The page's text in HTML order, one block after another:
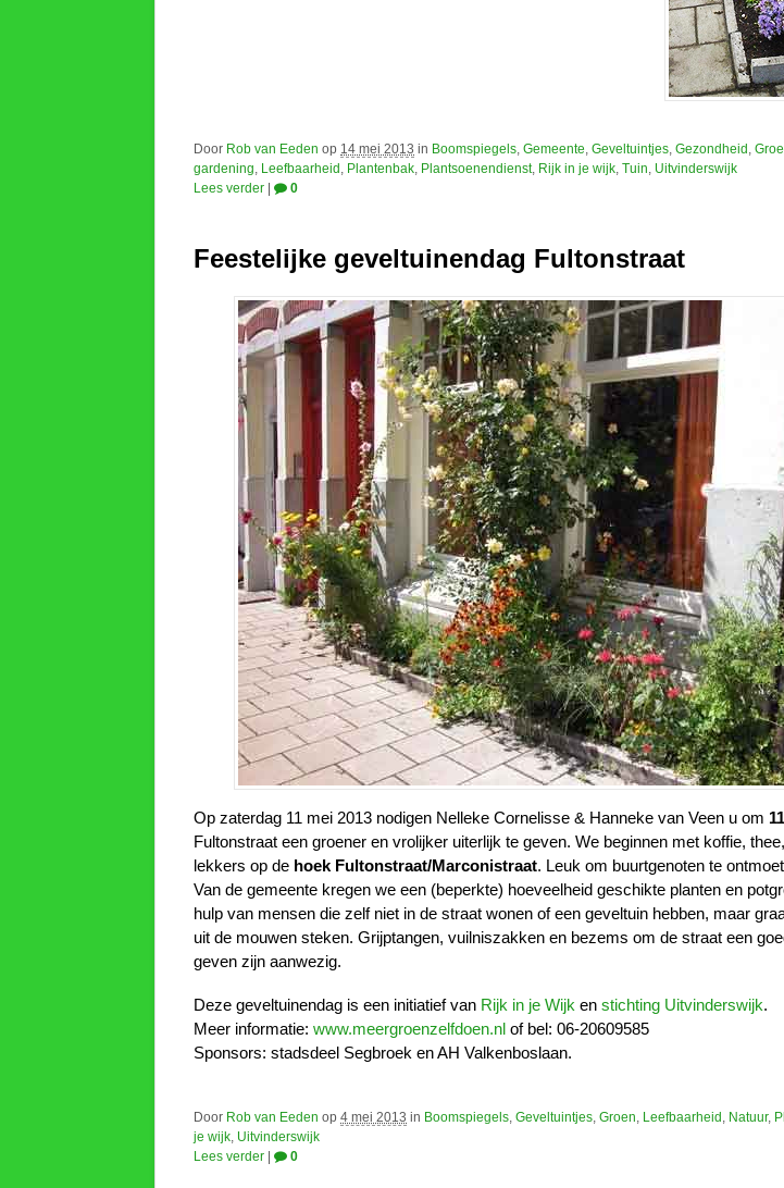
Door Rob van Eeden op 14 mei 2013 in Boomspiegels, Gemeente, Geveltuintjes, Gezondheid ,
gardening, Leefbaarheid , Plantenbak, Plantsoenendienst, Rijk in je wijk, Tuin, Uitvinderswijk
Lees verder
0
Feestelijke geveltuinendag Fultonstraat
Op zaterdag 11 mei 2013 nodigen Nelleke Cornelisse & Hanneke van Veen u om
Fultonstraat een groener en vrolijker uiterlijk te geven. We beginnen met koffie,
lekkers op de hoek Fultonstraat/Marconistraat. Leuk om buurtgenoten te
Van de gemeente kregen we een (beperkte) hoeveelheid geschikte planten en
hulp van mensen die zelf niet in de straat wonen of een geveltuin hebben, maar
uit de mouwen steken. Grijptangen, vuilniszakken en bezems om de straat een
geven zijn aanwezig.
Deze geveltuinendag is een initiatief van Rijk in je Wijk en stichting Uitvinderswijk.
Meer informatie: www.meergroenzelfdoen.nl of bel: 06-20609585
Sponsors: stadsdeel Segbroek en AH Valkenboslaan.
Door Rob van Eeden op 4 mei 2013 in Boomspiegels Geveltuintjes Groen Leefbaarheid Natuur,
je wijk Uitvinderswijk
Lees verder | 0